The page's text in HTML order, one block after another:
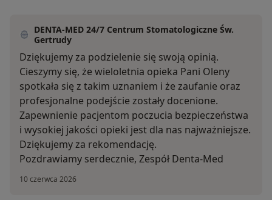
DENTA-MED 24/7 Centrum Stomatologiczne Św.
Gertrudy
Dziękujemy za podzielenie się swoją opinią.
Cieszymy się, że wieloletnia opieka Pani Oleny
spotkała się z takim uznaniem i że zaufanie oraz
profesjonalne podejście zostały docenione.
Zapewnienie pacjentom poczucia bezpieczeństwa
i wysokiej jakości opieki jest dla nas najważniejsze.
Dziękujemy za rekomendację.
Pozdrawiamy serdecznie, Zespół Denta-Med
10 czerwca 2026